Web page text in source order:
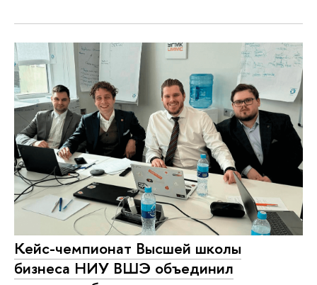
Кейс-чемпионат Высшей школы
бизнеса НИУ ВШЭ объединил